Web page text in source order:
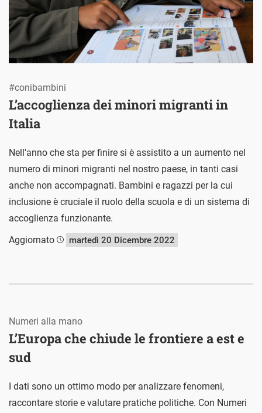
L’accoglienza dei minori migranti in
Italia
#conibambini
Nell'anno che sta per finire si è assistito a un aumento nel
numero di minori migranti nel nostro paese, in tanti casi
anche non accompagnati. Bambini e ragazzi per la cui
inclusione è cruciale il ruolo della scuola e di un sistema di
accoglienza funzionante.
Aggiornato
martedì 20 Dicembre 2022
L’Europa che chiude le frontiere a est e
sud
Numeri alla mano
I dati sono un ottimo modo per analizzare fenomeni,
raccontare storie e valutare pratiche politiche. Con Numeri